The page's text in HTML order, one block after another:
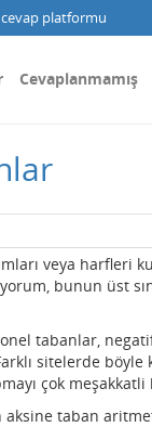
platformu
Cevaplanmamış
veya harfleri
bunun üst
tabanlar,
sitelerde
çok
taban